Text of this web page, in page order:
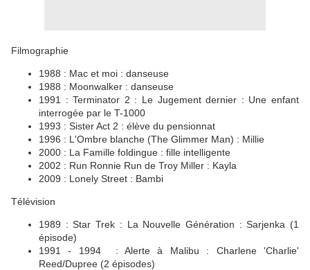
Filmographie
1988 : Mac et moi : danseuse
1988 : Moonwalker : danseuse
1991 : Terminator 2 : Le Jugement dernier : Une enfant
interrogée par le T-1000
1993 : Sister Act 2 : élève du pensionnat
1996 : L'Ombre blanche (The Glimmer Man) : Millie
2000 : La Famille foldingue : fille intelligente
2002 : Run Ronnie Run de Troy Miller : Kayla
2009 : Lonely Street : Bambi
Télévision
1989 : Star Trek : La Nouvelle Génération : Sarjenka (1
épisode)
1991 - 1994 : Alerte à Malibu : Charlene 'Charlie'
Reed/Dupree (2 épisodes)